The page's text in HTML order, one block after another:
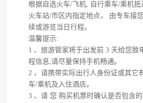
根据自选火车/飞机, 自行乘车/乘机
火车站/市区内指定地点， 由专车接
续或游览当日行程。
温馨提示:
1 、旅游管家将于出发前 3 天给您致
程信息,请尽量保持手机畅通。
2 、请携带实际出行人身份证或其它
车/乘机及入住酒店。
3 、请 您 购买机票时确认是否包含